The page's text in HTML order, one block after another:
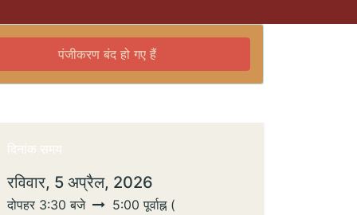
पंजीकरण बंद हो गए हैं
दिनांक समय
रविवार, 5 अप्रैल, 2026
दोपहर 3:30 बजे 5:00 पूर्वाह्न(